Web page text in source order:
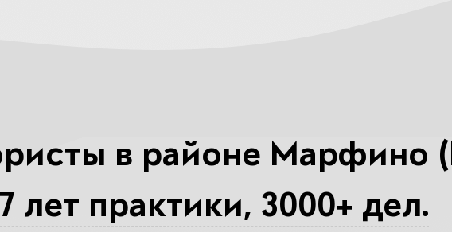
по максимуму.
в районе Марфино
лет практики, 3000+ дел.